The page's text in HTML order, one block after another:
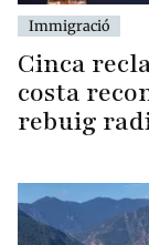
Immigració
Cinca
costa
rebuig